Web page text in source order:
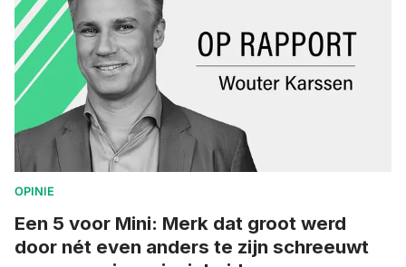
OPINIE
Een 5 voor Mini: Merk dat groot werd
door nét even anders te zijn schreeuwt